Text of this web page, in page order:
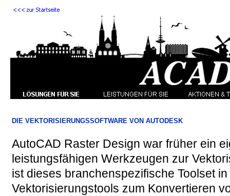
DIE VEKTORISIERUNGSSOFTWARE VON AUTODESK
AutoCAD Raster Design war früher ein
leistungsfähigen Werkzeugen zur
ist dieses branchenspezifische Toolset in
Vektorisierungstools zum Konvertieren